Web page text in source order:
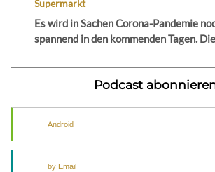
Supermarkt
Es wird in Sachen Corona-Pandemie
spannend in den kommenden Tagen.
Podcast
Android
by Email